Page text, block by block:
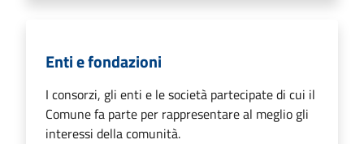
Enti e fondazioni
I consorzi, gli enti e le società partecipate di cui il
Comune fa parte per rappresentare al meglio gli
interessi della comunità.